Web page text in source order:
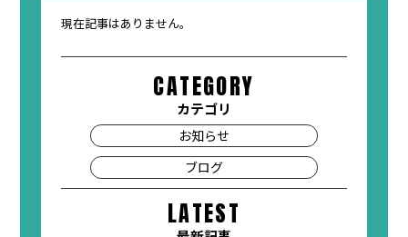
現在記事はありません。
CATEGORY
カテゴリ
お知らせ
ブログ
LATEST